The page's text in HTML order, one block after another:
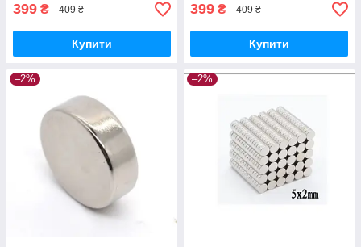
399 ₴ 409 ₴
Купити
399 ₴ 409 ₴
Купити
–2% –2%